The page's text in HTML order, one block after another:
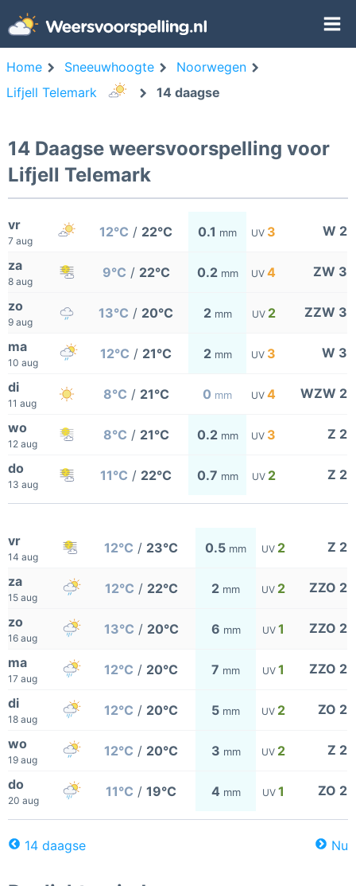
Home Sneeuwhoogte
Noorwegen
Lifjell Telemark
14 daagse
14 Daagse weersvoorspelling voor
Lifjell Telemark
vr
7 aug
12°C / 22°C 0.1 mm UV 3 W 2
za
8 aug
9°C / 22°C 0.2 mm UV 4 ZW 3
zo
9 aug
13°C / 20°C 2 mm UV 2 ZZW 3
ma
10 aug
12°C / 21°C 2 mm UV 3 W 3
di
11 aug
8°C / 21°C 0 mm UV 4 WZW 2
wo
12 aug
8°C / 21°C 0.2 mm UV 3 Z 2
do
13 aug
11°C / 22°C 0.7 mm UV 2 Z 2
vr
14 aug
12°C / 23°C 0.5 mm UV 2 Z 2
za
15 aug
12°C / 22°C 2 mm UV 2 ZZO 2
zo
16 aug
13°C / 20°C 6 mm UV 1 ZZO 2
ma
17 aug
12°C / 20°C 7 mm UV 1 ZZO 2
di
18 aug
12°C / 20°C 5 mm UV 2 ZO 2
wo
19 aug
12°C / 20°C 3 mm UV 2 Z 2
do
20 aug
11°C / 19°C 4 mm UV 1 ZO 2
14 daagse Nu